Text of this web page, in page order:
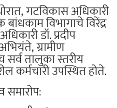
गटविकास अधिकारी
विभागाचे विरेंद्र
डॉ. प्रदीप
ग्रामीण
सर्व तालुका स्तरीय
कर्मचारी उपस्थित होते.
समारोप: